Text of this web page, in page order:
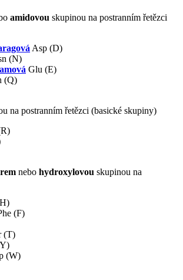
amidovou skupinou na postranním řetězci
Asp (D)
(N)
Glu (E)
(Q)
na postranním řetězci (basické skupiny)
nebo hydroxylovou skupinou na
(F)
(T)
(W)